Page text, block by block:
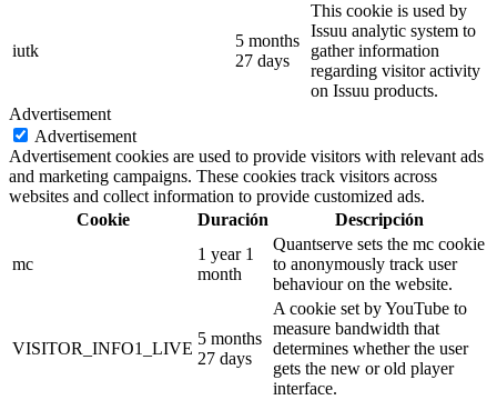
iutk
5 months
27 days
This cookie is used by
Issuu analytic system to
gather information
regarding visitor activity
on Issuu products.
Advertisement
Advertisement
Advertisement cookies are used to provide visitors with relevant ads
and marketing campaigns. These cookies track visitors across
websites and collect information to provide customized ads.
Cookie
Duración Descripción
mc
1 year 1
month
Quantserve sets the mc cookie
to anonymously track user
behaviour on the website.
VISITOR_INFO1_LIVE
5 months
27 days
A cookie set by YouTube to
measure bandwidth that
determines whether the user
gets the new or old player
interface.